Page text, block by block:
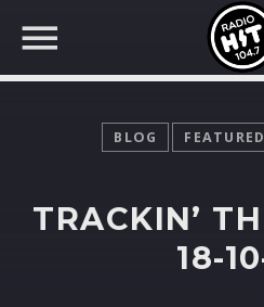
BUSCAR EN
BLOG FEATURED
TRACKIN’
18-